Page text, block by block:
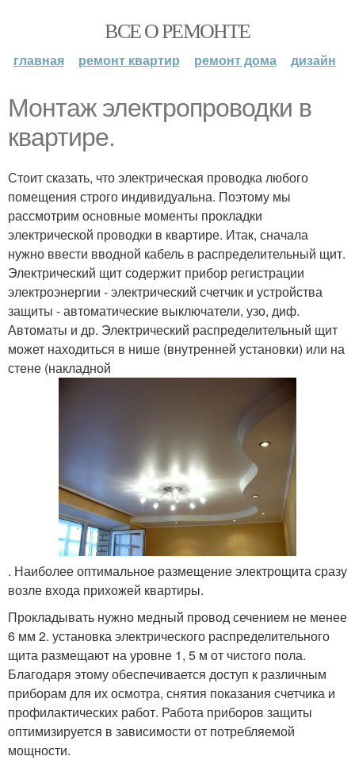
ВСЕ О РЕМОНТЕ
главная ремонт квартир ремонт дома дизайн
Монтаж электропроводки в
квартире.
Стоит сказать, что электрическая проводка любого
помещения строго индивидуальна. Поэтому мы
рассмотрим основные моменты прокладки
электрической проводки в квартире. Итак, сначала
нужно ввести вводной кабель в распределительный щит.
Электрический щит содержит прибор регистрации
электроэнергии - электрический счетчик и устройства
защиты - автоматические выключатели, узо, диф.
Автоматы и др. Электрический распределительный щит
может находиться в нише (внутренней установки) или на
стене (накладной
. Наиболее оптимальное размещение электрощита сразу
возле входа прихожей квартиры.
Прокладывать нужно медный провод сечением не менее
6 мм 2. установка электрического распределительного
щита размещают на уровне 1, 5 м от чистого пола.
Благодаря этому обеспечивается доступ к различным
приборам для их осмотра, снятия показания счетчика и
профилактических работ. Работа приборов защиты
оптимизируется в зависимости от потребляемой
мощности.